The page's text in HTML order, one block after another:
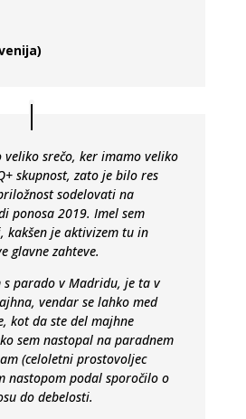
veliko srečo, ker imamo veliko
skupnost, zato je bilo res
sodelovati na
ponosa 2019. Imel sem
kakšen je aktivizem tu in
glavne zahteve.
s parado v Madridu, je ta v
vendar se lahko med
kot da ste del majhne
sem nastopal na paradnem
(celoletni prostovoljec
nastopom podal sporočilo o
do debelosti.